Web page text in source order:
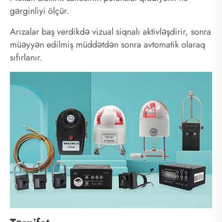
gərginliyi ölçür.
Arızalar baş verdikdə vizual siqnalı aktivləşdirir, sonra
müəyyən edilmiş müddətdən sonra avtomatik olaraq
sıfırlanır.